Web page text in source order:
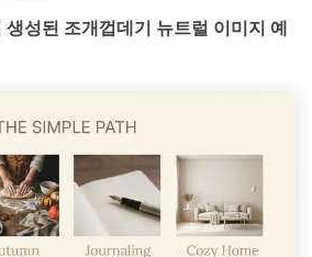
성된 조개껍데기 뉴트럴 이미지 예